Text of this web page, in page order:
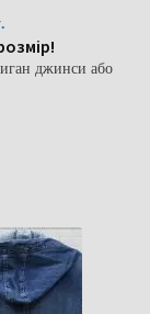
джинси або